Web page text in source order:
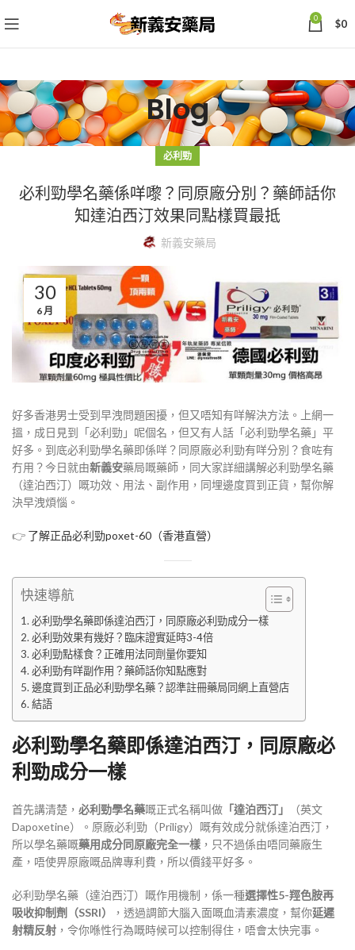
0 $0
Blog
必利勁
必利勁學名藥係咩嚟？同原廠分別？藥師話你
知達泊西汀效果同點樣買最抵
新義安藥局
30
6 月
好多香港男士受到早洩問題困擾，但又唔知有咩解決方法。上網一
搵，成日見到「必利勁」呢個名，但又有人話「必利勁學名藥」平
好多。到底必利勁學名藥即係咩？同原廠必利勁有咩分別？食咗有
冇用？今日就由新義安藥局嘅藥師，同大家詳細講解必利勁學名藥
（達泊西汀）嘅功效、用法、副作用，同埋邊度買到正貨，幫你解
決早洩煩惱。
👉 了解正品必利勁poxet-60（香港直營）
快速導航
必利勁學名藥即係達泊西汀，同原廠必利勁成分一樣
必利勁效果有幾好？臨床證實延時3-4倍
必利勁點樣食？正確用法同劑量你要知
必利勁有咩副作用？藥師話你知點應對
邊度買到正品必利勁學名藥？認準註冊藥局同網上直營店
結語
必利勁學名藥即係達泊西汀，同原廠必
利勁成分一樣
首先講清楚， 必利勁學名藥嘅正式名稱叫做 「達泊西汀」
（英文
Dapoxetine）
。原廠必利勁（Priligy）嘅有效成分就係達泊西汀，
所以學名藥嘅藥用成分同原廠完全一樣 ，只不過係由唔同藥廠生
產，唔使畀原廠嘅品牌專利費，所以價錢平好多 。
必利勁學名藥（達泊西汀）嘅作用機制，係一種選擇性5-羥色胺再
吸收抑制劑（SSRI）
，透過調節大腦入面嘅血清素濃度，幫你延遲
射精反射 ，令你喺性行為嘅時候可以控制得住，唔會太快完事 。